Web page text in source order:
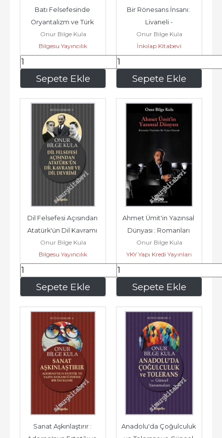
Sepete Ekle
Batı Felsefesinde
Oryantalizm ve Türk
İmgesi -
Onur Bilge Kula
Bilgesu Yayıncılık
450,00 Sepete Ekle
Bir Rönesans İnsanı:
Livaneli -
Onur Bilge Kula
İnkılap Kitabevi
360,00
Sepete Ekle
Dil Felsefesi Açısından
Atatürk'ün Dil Kavramı
ve Dil Devrimi -
Onur Bilge Kula
Bilgesu Yayıncılık
300,00 Sepete Ekle
Ahmet Ümit'in Yazınsal
Dünyası : Romanları
Üzerinden Bir Yazarı
Okumak -
Onur Bilge Kula
YKY Yapı Kredi Yayınları
240,00
Sanat Aşkınlaştırır :
Anadolu'da Çoğulculuk